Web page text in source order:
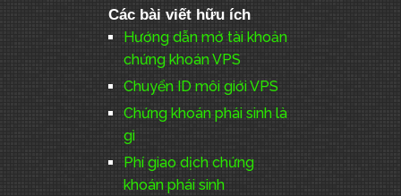
Các bài viết hữu ích
Hướng dẫn mở tài khoản
chứng khoán VPS
Chuyển ID môi giới VPS
Chứng khoán phái sinh là
gì
Phí giao dịch chứng
khoán phái sinh